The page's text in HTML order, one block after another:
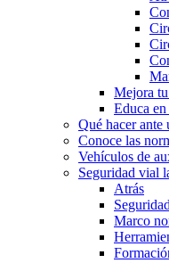
Mejora
Educa
Qué hacer ante
Conoce las
Vehículos de
Seguridad vial
Atrás
Marco